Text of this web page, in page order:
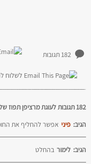
182 תגובות
לשלוח
182 תגובות לעוגת מרציפן תפוז של טולי
פיני הגיב: אפשר להחליף את
לימור הגיב: בהחלט